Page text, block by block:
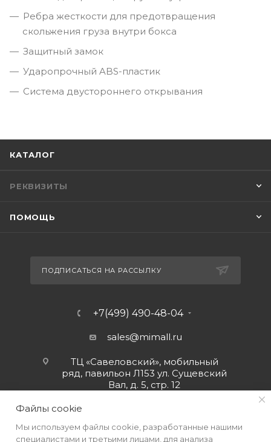
Ребра жесткости для предотвращения
скольжения груза внутри бокса
Защитный замок
Ударопрочный ABS-пластик
Система двустороннего открывания
КАТАЛОГ
РЕКВИЗИТЫ
ПОМОЩЬ
ПОДПИСАТЬСЯ НА РАССЫЛКУ
+7(499) 490-48-04
sales@mimall.ru
ТЦ «Савеловский», мобильный
ряд, павильон Л153 ул. Сущевский
Вал, д. 5, стр. 12
Файлы cookie
Мы используем файлы cookie, разработанные нашими
специалистами и третьими лицами, для анализа